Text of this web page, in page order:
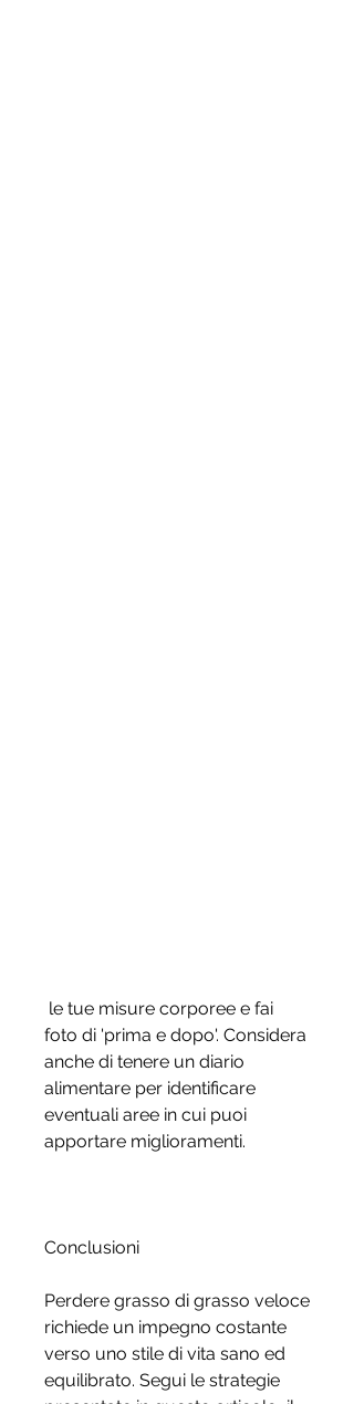
foto di 'prima e dopo'. Considera
anche di tenere un diario
alimentare per identificare
eventuali aree in cui puoi
apportare miglioramenti.
Conclusioni
Perdere grasso di grasso veloce
richiede un impegno costante
verso uno stile di vita sano ed
equilibrato. Segui le strategie